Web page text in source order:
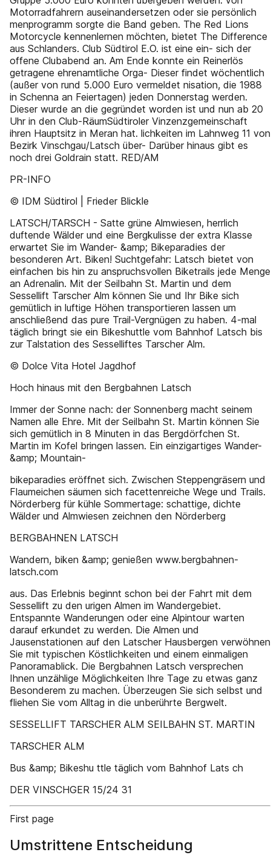
Motorradfahrern auseinandersetzen oder sie persönlich
menprogramm sorgte die Band geben. The Red Lions
Motorcycle kennenlernen möchten, bietet The Difference
aus Schlanders. Club Südtirol E.O. ist eine ein- sich der
offene Clubabend an. Am Ende konnte ein Reinerlös
getragene ehrenamtliche Orga- Dieser findet wöchentlich
(außer von rund 5.000 Euro vermeldet nisation, die 1988
in Schenna an Feiertagen) jeden Donnerstag werden.
Dieser wurde an die gegründet worden ist und nun ab 20
Uhr in den Club-RäumSüdtiroler Vinzenzgemeinschaft
ihren Hauptsitz in Meran hat. lichkeiten im Lahnweg 11 von
Bezirk Vinschgau/Latsch über- Darüber hinaus gibt es
noch drei Goldrain statt. RED/AM
PR-INFO
© IDM Südtirol | Frieder Blickle
LATSCH/TARSCH - Satte grüne Almwiesen, herrlich
duftende Wälder und eine Bergkulisse der extra Klasse
erwartet Sie im Wander- &amp; Bikeparadies der
besonderen Art. Biken! Suchtgefahr: Latsch bietet von
einfachen bis hin zu anspruchsvollen Biketrails jede Menge
an Adrenalin. Mit der Seilbahn St. Martin und dem
Sessellift Tarscher Alm können Sie und Ihr Bike sich
gemütlich in luftige Höhen transportieren lassen um
anschließend das pure Trail-Vergnügen zu haben. 4-mal
täglich bringt sie ein Bikeshuttle vom Bahnhof Latsch bis
zur Talstation des Sesselliftes Tarscher Alm.
© Dolce Vita Hotel Jagdhof
Hoch hinaus mit den Bergbahnen Latsch
Immer der Sonne nach: der Sonnenberg macht seinem
Namen alle Ehre. Mit der Seilbahn St. Martin können Sie
sich gemütlich in 8 Minuten in das Bergdörfchen St.
Martin im Kofel bringen lassen. Ein einzigartiges Wander-
&amp; Mountain-
bikeparadies eröffnet sich. Zwischen Steppengräsern und
Flaumeichen säumen sich facettenreiche Wege und Trails.
Nörderberg für kühle Sommertage: schattige, dichte
Wälder und Almwiesen zeichnen den Nörderberg
BERGBAHNEN LATSCH
Wandern, biken &amp; genießen www.bergbahnen-
latsch.com
aus. Das Erlebnis beginnt schon bei der Fahrt mit dem
Sessellift zu den urigen Almen im Wandergebiet.
Entspannte Wanderungen oder eine Alpintour warten
darauf erkundet zu werden. Die Almen und
Jausenstationen auf den Latscher Hausbergen verwöhnen
Sie mit typischen Köstlichkeiten und einem einmaligen
Panoramablick. Die Bergbahnen Latsch versprechen
Ihnen unzählige Möglichkeiten Ihre Tage zu etwas ganz
Besonderem zu machen. Überzeugen Sie sich selbst und
fliehen Sie vom Alltag in die unberührte Bergwelt.
SESSELLIFT TARSCHER ALM SEILBAHN ST. MARTIN
TARSCHER ALM
Bus &amp; Bikeshu ttle täglich vom Bahnhof Lats ch
DER VINSCHGER 15/24 31
First page
Umstrittene Entscheidung